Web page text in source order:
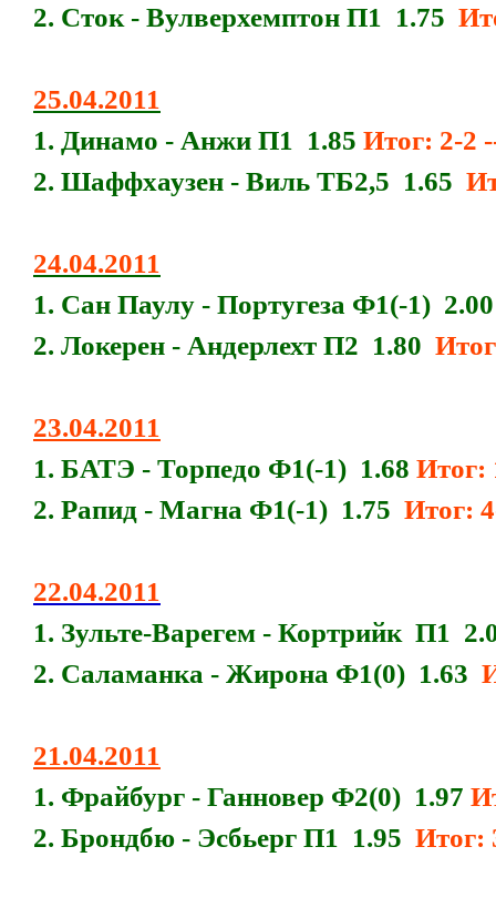
2. Сток - Вулверхемптон П1 1.75
25.04.2011
1. Динамо - Анжи П1 1.85 Итог: 2-2
2. Шаффхаузен - Виль ТБ2,5 1.65
24.04.2011
1. Сан Паулу - Португеза Ф1(-1)
2. Локерен - Андерлехт П2 1.80
23.04.2011
1. БАТЭ - Торпедо Ф1(-1) 1.68 Итог:
2. Рапид - Магна Ф1(-1) 1.75 Итог:
22.04.2011
1. Зульте-Варегем - Кортрийк П1
2. Саламанка - Жирона Ф1(0) 1.63
21.04.2011
1. Фрайбург - Ганновер Ф2(0) 1.97
2. Брондбю - Эсбьерг П1 1.95 Итог: